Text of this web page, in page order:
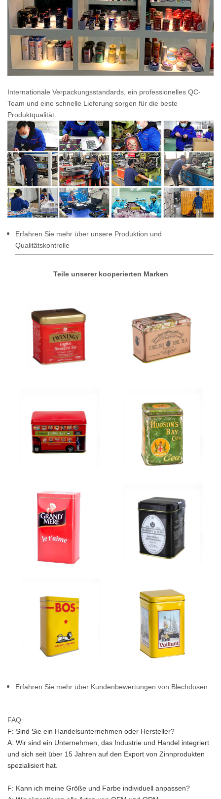
Internationale Verpackungsstandards, ein professionelles QC-
Team und eine schnelle Lieferung sorgen für die beste
Produktqualität.
Erfahren Sie mehr über unsere Produktion und
Qualitätskontrolle
Teile unserer kooperierten Marken
Erfahren Sie mehr über Kundenbewertungen von Blechdosen
FAQ:
F: Sind Sie ein Handelsunternehmen oder Hersteller?
A: Wir sind ein Unternehmen, das Industrie und Handel integriert
und sich seit über 15 Jahren auf den Export von Zinnprodukten
spezialisiert hat.
F: Kann ich meine Größe und Farbe individuell anpassen?